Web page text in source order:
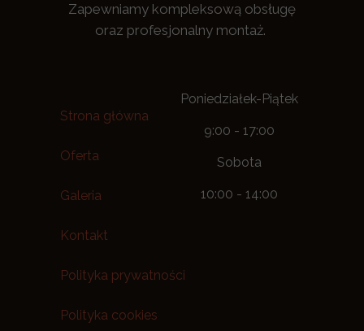
Zapewniamy kompleksową obsługę
oraz profesjonalny montaż.
Strona główna
Oferta
Galeria
Kontakt
Polityka prywatności
Polityka cookies
Poniedziałek-Piątek
9:00 - 17:00
Sobota
10:00 - 14:00